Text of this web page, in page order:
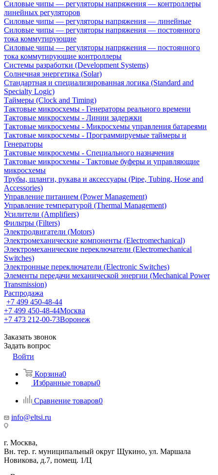
Силовые чипы — регуляторы напряжения — контроллеры
линейных регуляторов
Силовые чипы — регуляторы напряжения — линейные
Силовые чипы — регуляторы напряжения — постоянного
тока коммутирующие
Силовые чипы — регуляторы напряжения — постоянного
тока коммутирующие контроллеры
Системы разработки (Development Systems)
Солнечная энергетика (Solar)
Стандартная и специализированная логика (Standard and
Specialty Logic)
Таймеры (Clock and Timing)
Тактовые микросхемы - Генераторы реального времени
Тактовые микросхемы - Линии задержки
Тактовые микросхемы - Микросхемы управления батареями
Тактовые микросхемы - Программируемые таймеры и
Генераторы
Тактовые микросхемы - Специального назначения
Тактовые микросхемы - Тактовые буферы и управляющие
микросхемы
Трубы, шланги, рукава и аксессуары (Pipe, Tubing, Hose and
Accessories)
Управление питанием (Power Management)
Управление температурой (Thermal Management)
Усилители (Amplifiers)
Фильтры (Filters)
Электродвигатели (Motors)
Электромеханические компоненты (Electromechanical)
Электромеханические переключатели (Electromechanical
Switches)
Электронные переключатели (Electronic Switches)
Элементы передачи механической энергии (Mechanical Power
Transmission)
Распродажа
+7 499 450-48-44
+7 499 450-48-44Москва
+7 473 212-00-73Воронеж
Заказать звонок
Задать вопрос
Войти
Корзина0
Избранные товары0
Сравнение товаров0
info@eltsi.ru
г. Москва,
Вн. тер. г. муниципальный округ Щукино, ул. Маршала
Новикова, д.7, помещ. 1/Ц